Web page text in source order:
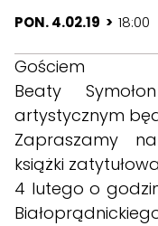
PON. 4.02.19 > 18:00
Gościem
Beaty
artystycznym
Zapraszamy
książki
4 lutego o